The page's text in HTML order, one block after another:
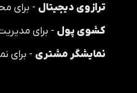
ترازوی دیجیتال - برای
کشوی پول - برای
نمایشگر مشتری - برای